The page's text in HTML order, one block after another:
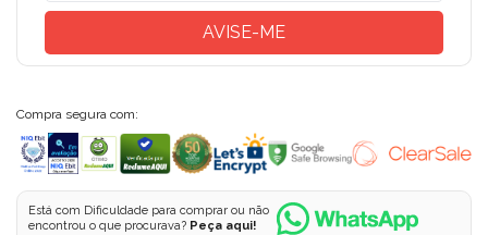
AVISE-ME
Compra segura com:
Está com Dificuldade para comprar ou não
encontrou o que procurava? Peça aqui!